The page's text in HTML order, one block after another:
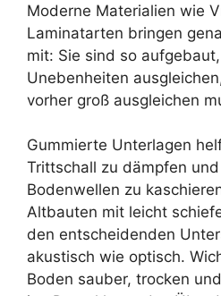
Moderne Materialien wie
Laminatarten bringen
mit: Sie sind so
Unebenheiten
vorher groß ausgleichen
Gummierte Unterlagen
Trittschall zu dämpfen
Bodenwellen zu
Altbauten mit leicht
den entscheidenden
akustisch wie optisch.
Boden sauber, trocken